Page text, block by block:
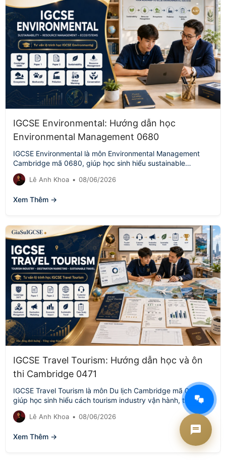
IGCSE Environmental: Hướng dẫn học
Environmental Management 0680
IGCSE Environmental là môn Environmental Management
Cambridge mã 0680, giúp học sinh hiểu sustainable
development, resource management, ecosystems, pollution,
global warming, conservation…
Lê Anh Khoa • 08/06/2026
Xem Thêm →
IGCSE Travel Tourism: Hướng dẫn học và ôn
thi Cambridge 0471
IGCSE Travel Tourism là môn Du lịch Cambridge mã 0471,
giúp học sinh hiểu cách tourism industry vận hành, từ
customer service,…
Lê Anh Khoa • 08/06/2026
Xem Thêm →
AI Tư vấn Times Edu
Đang hoạt động